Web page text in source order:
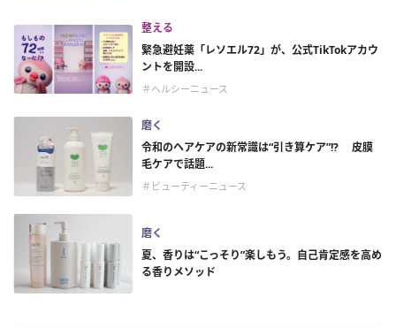
整える
緊急避妊薬「レソエル72」が、公式TikTokアカウ
ントを開設...
＃ヘルシーニュース
磨く
令和のヘアケアの新常識は“引き算ケア”!? 皮膜
毛ケアで話題...
＃ビューティーニュース
磨く
夏、香りは“こっそり”楽しもう。自己肯定感を高め
る香りメソッド